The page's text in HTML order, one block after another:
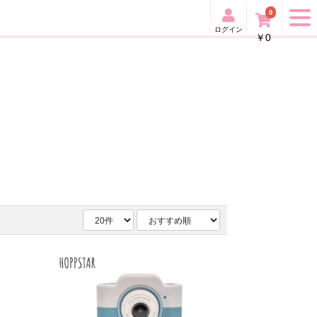
ログイン
0
￥0